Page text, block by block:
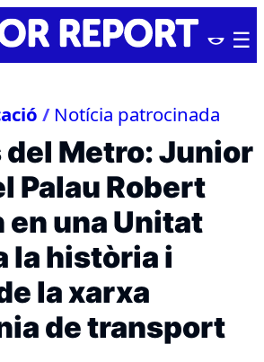
/ Notícia patrocinada
del Metro: Junior
Palau Robert
en una Unitat
la història i
la xarxa
de transport